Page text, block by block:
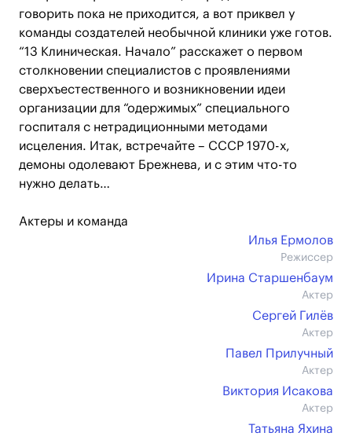
говорить пока не приходится, а вот приквел у
команды создателей необычной клиники уже готов.
“13 Клиническая. Начало” расскажет о первом
столкновении специалистов с проявлениями
сверхъестественного и возникновении идеи
организации для “одержимых” специального
госпиталя с нетрадиционными методами
исцеления. Итак, встречайте – СССР 1970-х,
демоны одолевают Брежнева, и с этим что-то
нужно делать…
Актеры и команда
Илья Ермолов
Режиссер
Ирина Старшенбаум
Актер
Сергей Гилёв
Актер
Павел Прилучный
Актер
Виктория Исакова
Актер
Татьяна Яхина